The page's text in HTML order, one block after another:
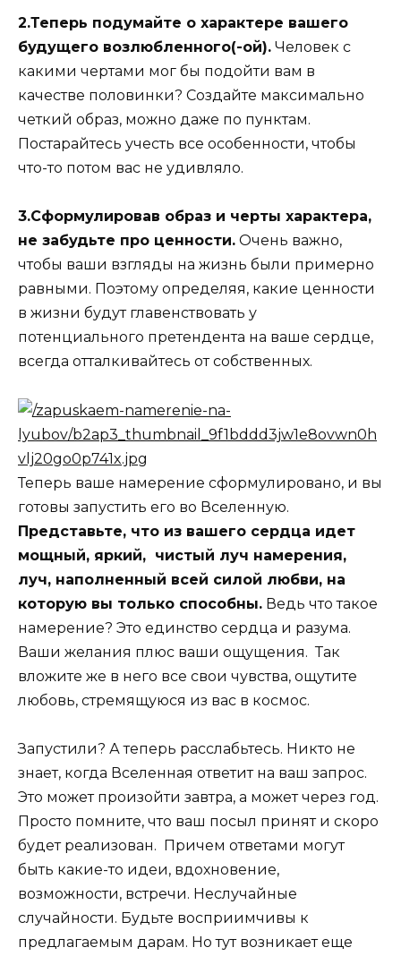
2.Теперь подумайте о характере вашего
будущего возлюбленного(-ой). Человек с
какими чертами мог бы подойти вам в
качестве половинки? Создайте максимально
четкий образ, можно даже по пунктам.
Постарайтесь учесть все особенности, чтобы
что-то потом вас не удивляло.
3.Сформулировав образ и черты характера,
не забудьте про ценности. Очень важно,
чтобы ваши взгляды на жизнь были примерно
равными. Поэтому определяя, какие ценности
в жизни будут главенствовать у
потенциального претендента на ваше сердце,
всегда отталкивайтесь от собственных.
Теперь ваше намерение сформулировано, и вы
готовы запустить его во Вселенную.
Представьте, что из вашего сердца идет
мощный, яркий, чистый луч намерения,
луч, наполненный всей силой любви, на
которую вы только способны. Ведь что такое
намерение? Это единство сердца и разума.
Ваши желания плюс ваши ощущения. Так
вложите же в него все свои чувства, ощутите
любовь, стремящуюся из вас в космос.
Запустили? А теперь расслабьтесь. Никто не
знает, когда Вселенная ответит на ваш запрос.
Это может произойти завтра, а может через год.
Просто помните, что ваш посыл принят и скоро
будет реализован. Причем ответами могут
быть какие-то идеи, вдохновение,
возможности, встречи. Неслучайные
случайности. Будьте восприимчивы к
предлагаемым дарам. Но тут возникает еще